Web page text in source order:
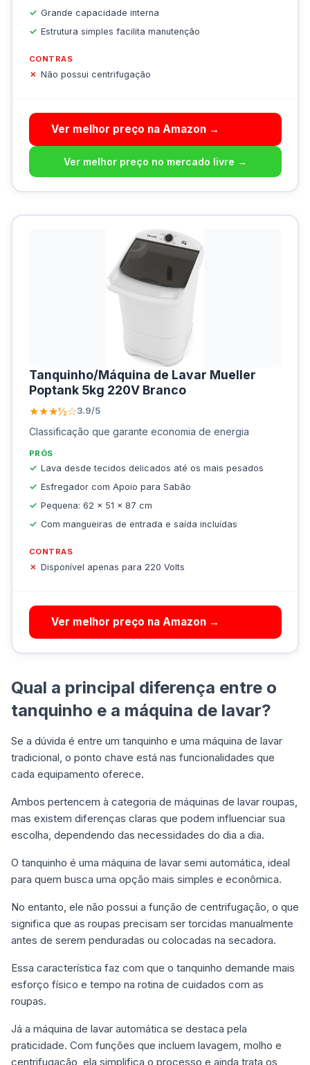
Grande capacidade interna
Estrutura simples facilita manutenção
CONTRAS
Não possui centrifugação
Ver melhor preço na Amazon →
Ver melhor preço no mercado livre →
Tanquinho/Máquina de Lavar Mueller
Poptank 5kg 220V Branco
★★★½☆3.9/5
Classificação que garante economia de energia
PRÓS
Lava desde tecidos delicados até os mais pesados
Esfregador com Apoio para Sabão
Pequena: 62 x 51 x 87 cm
Com mangueiras de entrada e saída incluídas
CONTRAS
Disponível apenas para 220 Volts
Ver melhor preço na Amazon →
Qual a principal diferença entre o
tanquinho e a máquina de lavar?
Se a dúvida é entre um tanquinho e uma máquina de lavar
tradicional, o ponto chave está nas funcionalidades que
cada equipamento oferece.
Ambos pertencem à categoria de máquinas de lavar roupas,
mas existem diferenças claras que podem influenciar sua
escolha, dependendo das necessidades do dia a dia.
O tanquinho é uma máquina de lavar semi automática, ideal
para quem busca uma opção mais simples e econômica.
No entanto, ele não possui a função de centrifugação, o que
significa que as roupas precisam ser torcidas manualmente
antes de serem penduradas ou colocadas na secadora.
Essa característica faz com que o tanquinho demande mais
esforço físico e tempo na rotina de cuidados com as
roupas.
Já a máquina de lavar automática se destaca pela
praticidade. Com funções que incluem lavagem, molho e
centrifugação, ela simplifica o processo e ainda trata os